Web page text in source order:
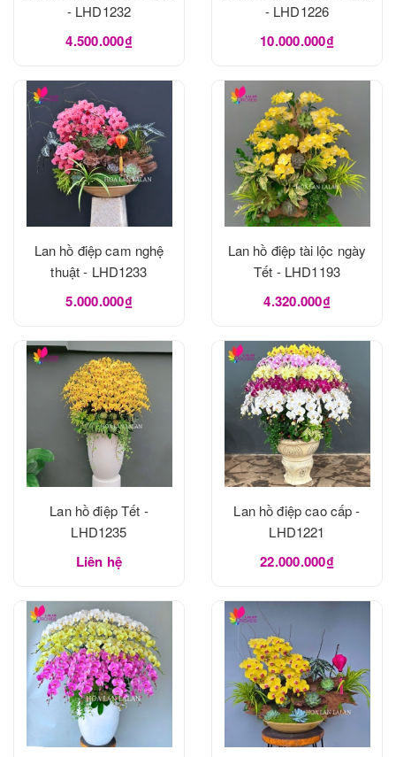
- LHD1232
4.500.000₫
- LHD1226
10.000.000₫
Lan hồ điệp cam nghệ
thuật - LHD1233
5.000.000₫
Lan hồ điệp tài lộc ngày
Tết - LHD1193
4.320.000₫
Lan hồ điệp Tết -
LHD1235
Liên hệ
Lan hồ điệp cao cấp -
LHD1221
22.000.000₫